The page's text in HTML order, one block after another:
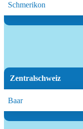
Schmerikon
Zentralschweiz
Baar